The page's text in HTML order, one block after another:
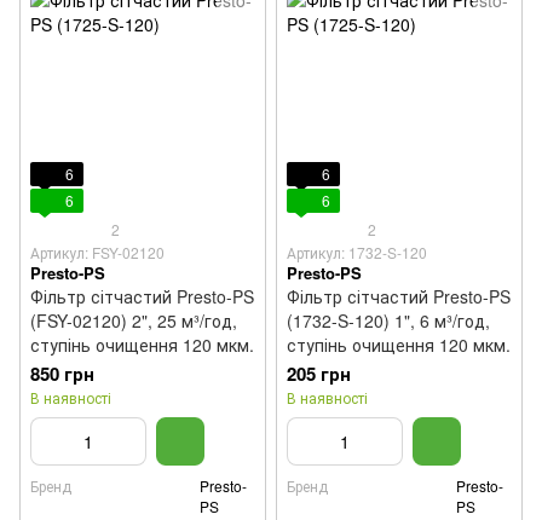
6
6
2
Артикул: FSY-02120
Presto-PS
Фільтр сітчастий Presto-PS
(FSY-02120) 2", 25 м³/год,
ступінь очищення 120 мкм.
850 грн
В наявності
Бренд
Presto-
PS
6
6
2
Артикул: 1732-S-120
Presto-PS
Фільтр сітчастий Presto-PS
(1732-S-120) 1", 6 м³/год,
ступінь очищення 120 мкм.
205 грн
В наявності
Бренд
Presto-
PS